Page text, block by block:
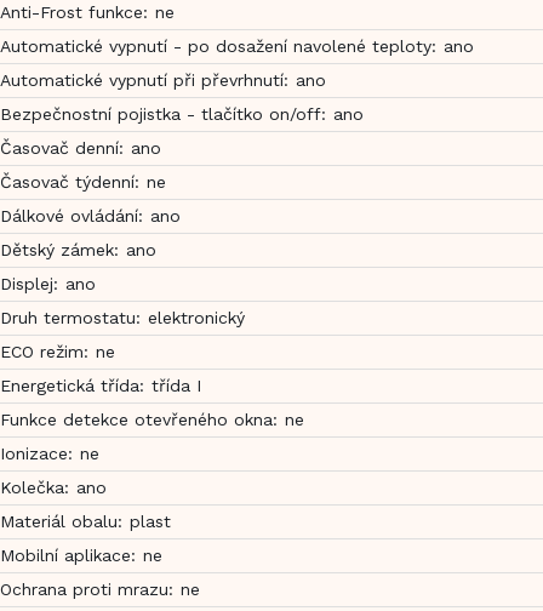
Anti-Frost funkce: ne
Automatické vypnutí - po dosažení navolené teploty: ano
Automatické vypnutí při převrhnutí: ano
Bezpečnostní pojistka - tlačítko on/off: ano
Časovač denní: ano
Časovač týdenní: ne
Dálkové ovládání: ano
Dětský zámek: ano
Displej: ano
Druh termostatu: elektronický
ECO režim: ne
Energetická třída: třída I
Funkce detekce otevřeného okna: ne
Ionizace: ne
Kolečka: ano
Materiál obalu: plast
Mobilní aplikace: ne
Ochrana proti mrazu: ne